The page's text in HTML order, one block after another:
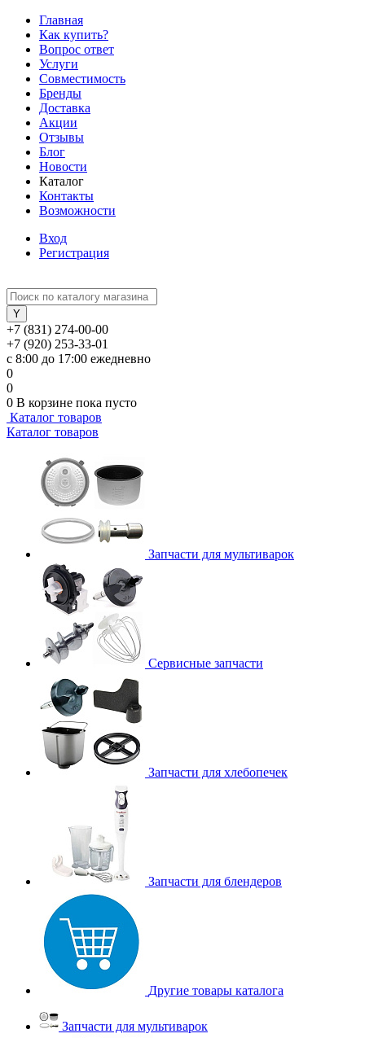
Главная
Как купить?
Вопрос ответ
Услуги
Совместимость
Бренды
Доставка
Акции
Отзывы
Блог
Новости
Каталог
Контакты
Возможности
Вход
Регистрация
+7 (831) 274-00-00
+7 (920) 253-33-01
с 8:00 до 17:00 ежедневно
0
0
0 В корзине пока пусто
Каталог товаров
Каталог товаров
Запчасти для мультиварок
Сервисные запчасти
Запчасти для хлебопечек
Запчасти для блендеров
Другие товары каталога
Запчасти для мультиварок